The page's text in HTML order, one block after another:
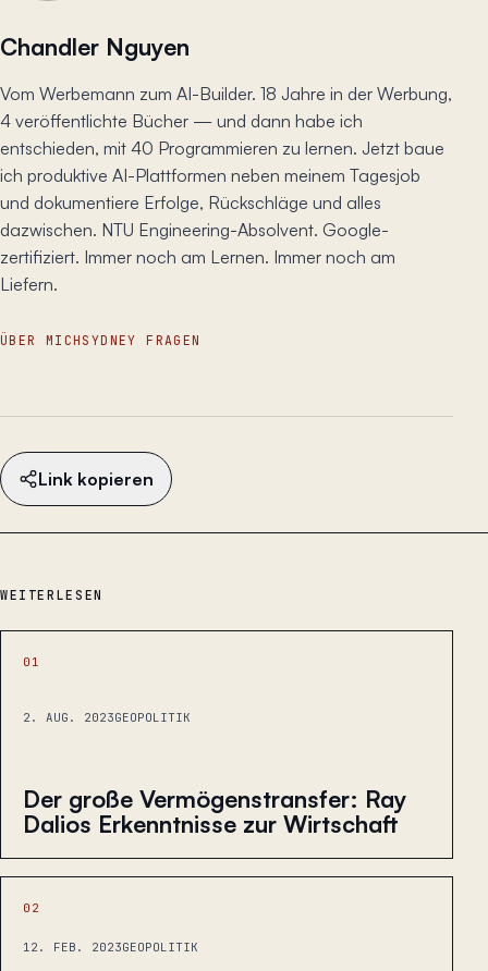
Chandler Nguyen
Vom Werbemann zum AI-Builder. 18 Jahre in der Werbung,
4 veröffentlichte Bücher — und dann habe ich
entschieden, mit 40 Programmieren zu lernen. Jetzt baue
ich produktive AI-Plattformen neben meinem Tagesjob
und dokumentiere Erfolge, Rückschläge und alles
dazwischen. NTU Engineering-Absolvent. Google-
zertifiziert. Immer noch am Lernen. Immer noch am
Liefern.
ÜBER MICH SYDNEY FRAGEN
Link kopieren
WEITERLESEN
01
2. AUG. 2023GEOPOLITIK
Der große Vermögenstransfer: Ray
Dalios Erkenntnisse zur Wirtschaft
02
12. FEB. 2023GEOPOLITIK